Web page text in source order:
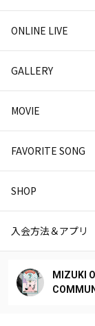
ONLINE LIVE
GALLERY
MOVIE
FAVORITE SONG
SHOP
入会方法＆アプリ
MIZUKI